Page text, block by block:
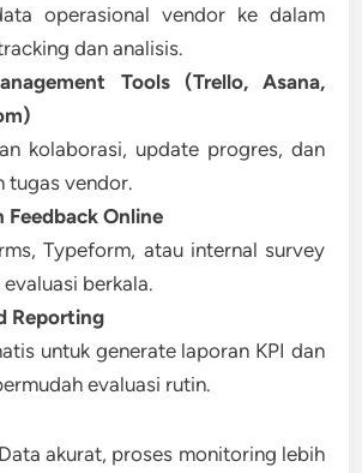
operasional vendor ke dalam
dan analisis.
Tools (Trello, Asana,
kolaborasi, update progres, dan
tugas vendor.
Feedback Online
Typeform, atau internal survey
berkala.
Reporting
untuk generate laporan KPI dan
evaluasi rutin.
Data akurat, proses monitoring lebih